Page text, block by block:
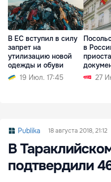
В ЕС вступил в силу
запрет на
утилизацию новой
одежды и обуви
19 Июл. 17:45
в
27
Publika 18 августа 2018, 21:12
В
подтвердили